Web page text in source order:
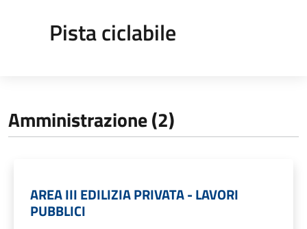
Pista ciclabile
Amministrazione (2)
AREA III EDILIZIA PRIVATA - LAVORI
PUBBLICI